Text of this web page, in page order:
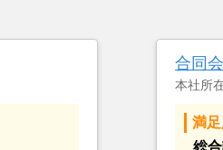
合同
本社所
満
総